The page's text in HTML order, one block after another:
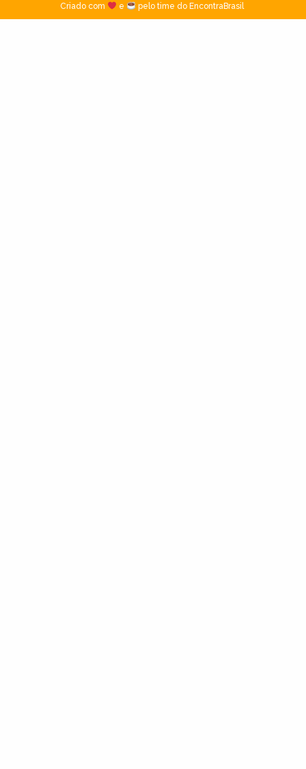
Criado com
e pelo time do EncontraBrasil